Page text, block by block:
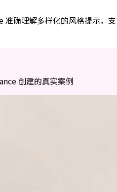
准确理解多样化的风格提示，支
创建的真实案例